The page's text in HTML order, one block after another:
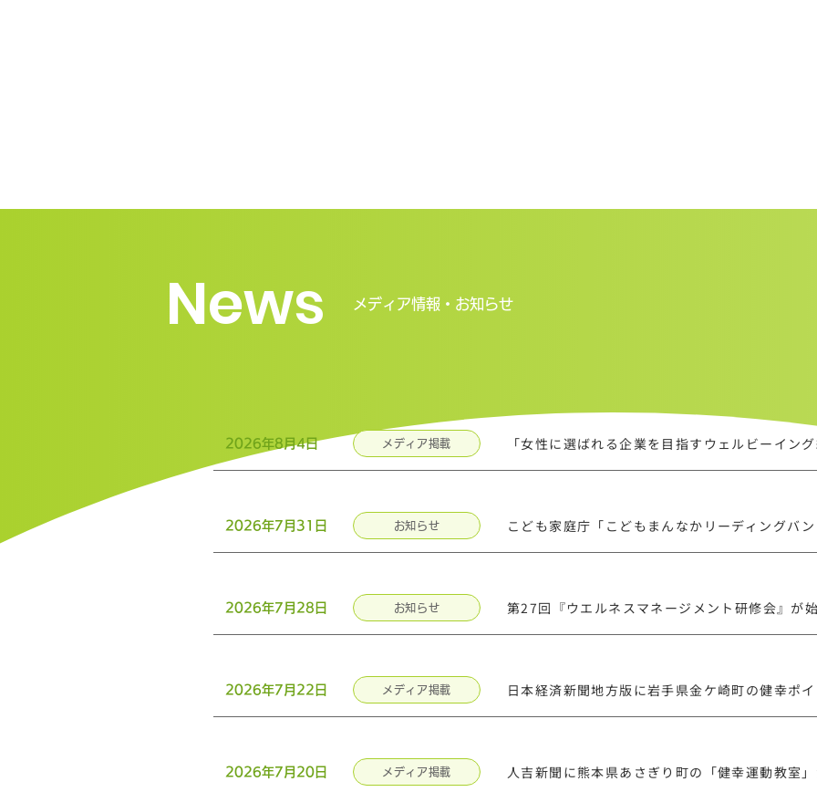
News ​メディア情報・お知らせ
2026年8月4日 メディア掲載
2026年7月31日 お知らせ こども家庭庁「こどもまんなかリーディングバ
2026年7月28日 お知らせ 第27回『ウエルネスマネージメント研修会』が
2026年7月22日 メディア掲載 日本経済新聞地方版に岩手県金ケ崎町の健幸ポ
2026年7月20日 メディア掲載 人吉新聞に熊本県あさぎり町の「健幸運動教室